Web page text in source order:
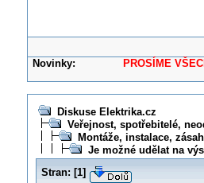
Novinky: PROSÍME VŠECHNY
Diskuse Elektrika.cz
Veřejnost, spotřebitelé,
Montáže, instalace,
Je možné udělat na
Stran: [1]